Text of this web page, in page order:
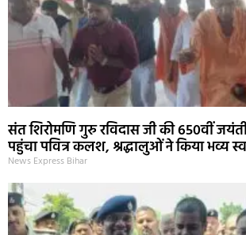
संत शिरोमणि गुरु रविदास जी की 650वीं
पहुंचा पवित्र कलश, श्रद्धालुओं ने किया भव्य
News Express Bihar